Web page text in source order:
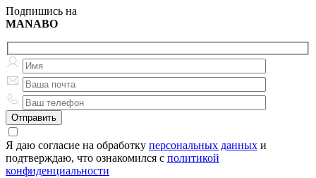
Подпишись на
MANABO
Я даю согласие на обработку персональных данных и
подтверждаю, что ознакомился с политикой
конфиденциальности